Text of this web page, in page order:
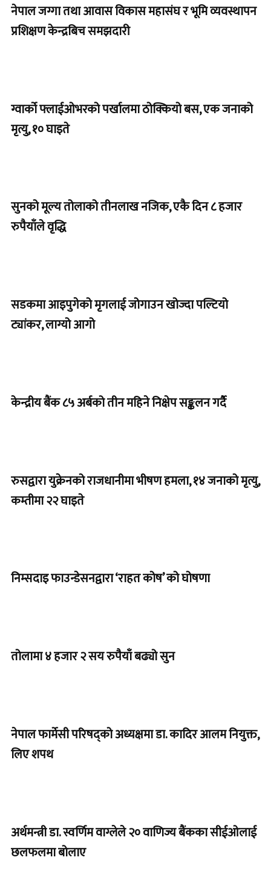
नेपाल जग्गा तथा आवास विकास महासंघ र भूमि व्यवस्थापन
प्रशिक्षण केन्द्रबिच समझदारी
ग्वार्को फ्लाईओभरको पर्खालमा ठोक्कियो बस, एक जनाको
मृत्यु, १० घाइते
सुनको मूल्य तोलाको तीनलाख नजिक, एकै दिन ८ हजार
रुपैयाँले वृद्धि
सडकमा आइपुगेको मृगलाई जोगाउन खोज्दा पल्टियो
ट्यांकर, लाग्यो आगो
केन्द्रीय बैंक ८५ अर्बको तीन महिने निक्षेप सङ्कलन गर्दै
रुसद्वारा युक्रेनको राजधानीमा भीषण हमला, १४ जनाको मृत्यु,
कम्तीमा २२ घाइते
निम्सदाइ फाउन्डेसनद्वारा ‘राहत कोष’ को घोषणा
तोलामा ४ हजार २ सय रुपैयाँ बढ्यो सुन
नेपाल फार्मेसी परिषद्को अध्यक्षमा डा. कादिर आलम नियुक्त,
लिए शपथ
अर्थमन्त्री डा. स्वर्णिम वाग्लेले २० वाणिज्य बैंकका सीईओलाई
छलफलमा बोलाए